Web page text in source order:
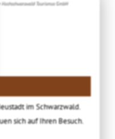
Tourismus GmbH
im Schwarzwald.
sich auf Ihren Besuch.